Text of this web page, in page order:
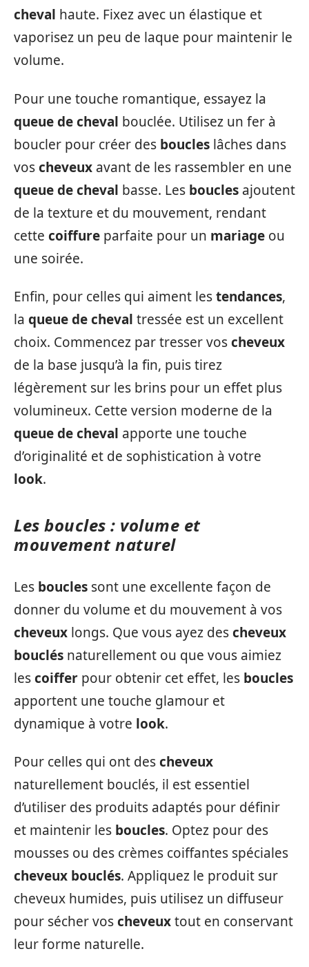
cheval haute. Fixez avec un élastique et
vaporisez un peu de laque pour maintenir le
volume.
Pour une touche romantique, essayez la
queue de cheval bouclée. Utilisez un fer à
boucler pour créer des boucles lâches dans
voscheveux avant de les rassembler en une
queue de cheval basse. Les boucles ajoutent
de la texture et du mouvement, rendant
cette coiffure parfaite pour un mariage ou
une soirée.
Enfin, pour celles qui aiment lestendances,
la queue de cheval tressée est un excellent
choix. Commencez par tresser voscheveux
de la base jusqu’à la fin, puis tirez
légèrement sur les brins pour un effet plus
volumineux. Cette version moderne de la
queue de cheval apporte une touche
d’originalité et de sophistication à votre
look.
Les boucles : volume et
mouvement naturel
Les boucles sont une excellente façon de
donner du volume et du mouvement à vos
cheveux longs. Que vous ayez descheveux
bouclés naturellement ou que vous aimiez
lescoiffer pour obtenir cet effet, les boucles
apportent une touche glamour et
dynamique à votre look.
Pour celles qui ont descheveux
naturellement bouclés, il est essentiel
d’utiliser des produits adaptés pour définir
et maintenir les boucles. Optez pour des
mousses ou des crèmes coiffantes spéciales
cheveux bouclés. Appliquez le produit sur
cheveux humides, puis utilisez un diffuseur
pour sécher voscheveuxtout en conservant
leur forme naturelle.